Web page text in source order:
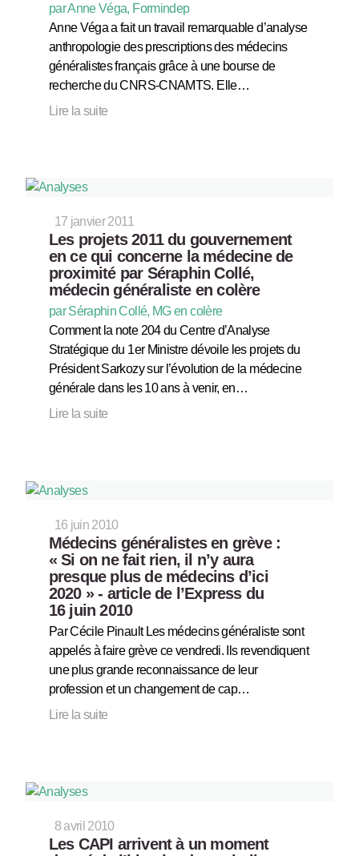
par Anne Véga, Formindep
Anne Véga a fait un travail remarquable d’analyse
anthropologie des prescriptions des médecins
généralistes français grâce à une bourse de
recherche du CNRS-CNAMTS. Elle…
Lire la suite
17 janvier 2011
Les projets 2011 du gouvernement
en ce qui concerne la médecine de
proximité par Séraphin Collé,
médecin généraliste en colère
par Séraphin Collé, MG en colère
Comment la note 204 du Centre d’Analyse
Stratégique du 1er Ministre dévoile les projets du
Président Sarkozy sur l’évolution de la médecine
générale dans les 10 ans à venir, en…
Lire la suite
16 juin 2010
Médecins généralistes en grève :
« Si on ne fait rien, il n’y aura
presque plus de médecins d’ici
2020 » - article de l’Express du
16 juin 2010
Par Cécile Pinault Les médecins généraliste sont
appelés à faire grève ce vendredi. Ils revendiquent
une plus grande reconnaissance de leur
profession et un changement de cap…
Lire la suite
8 avril 2010
Les CAPI arrivent à un moment